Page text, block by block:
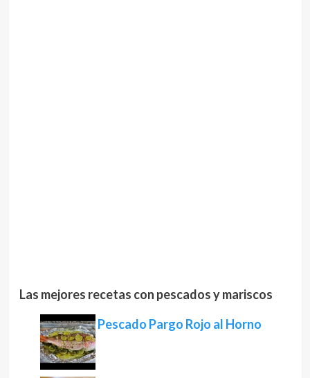
Las mejores recetas con pescados y mariscos
Pescado Pargo Rojo al Horno